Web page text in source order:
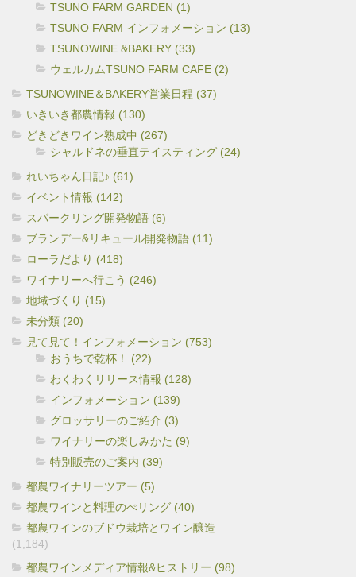
TSUNO FARM GARDEN (1)
TSUNO FARM インフォメーション (13)
TSUNOWINE &BAKERY (33)
ウェルカムTSUNO FARM CAFE (2)
TSUNOWINE＆BAKERY営業日程 (37)
いきいき都農情報 (130)
どきどきワイン熟成中 (267)
シャルドネの垂直テイスティング (24)
れいちゃん日記♪ (61)
イベント情報 (142)
スパークリング開発物語 (6)
ブランデー&リキュール開発物語 (11)
ローラだより (418)
ワイナリーへ行こう (246)
地域づくり (15)
未分類 (20)
見て見て！インフォメーション (753)
おうちで乾杯！ (22)
わくわくリリース情報 (128)
インフォメーション (139)
グロッサリーのご紹介 (3)
ワイナリーの楽しみかた (9)
特別販売のご案内 (39)
都農ワイナリーツアー (5)
都農ワインと料理のぺリング (40)
都農ワインのブドウ栽培とワイン醸造
(1,184)
都農ワインメディア情報&ヒストリー (98)